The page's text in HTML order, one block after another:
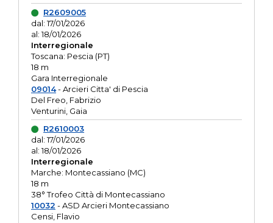
R2609005
dal: 17/01/2026
al: 18/01/2026
Interregionale
Toscana: Pescia (PT)
18 m
Gara Interregionale
09014- Arcieri Citta' di Pescia
Del Freo, Fabrizio
Venturini, Gaia
R2610003
dal: 17/01/2026
al: 18/01/2026
Interregionale
Marche: Montecassiano (MC)
18 m
38° Trofeo Città di Montecassiano
10032 - ASD Arcieri Montecassiano
Censi, Flavio